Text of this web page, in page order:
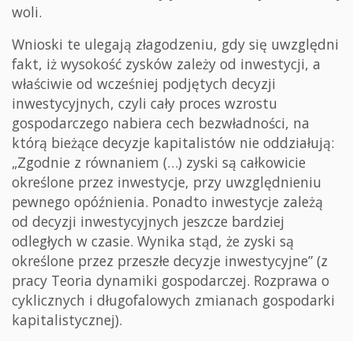
woli.
Wnioski te ulegają złagodzeniu, gdy się uwzględni
fakt, iż wysokość zysków zależy od inwestycji, a
właściwie od wcześniej podjętych decyzji
inwestycyjnych, czyli cały proces wzrostu
gospodarczego nabiera cech bezwładności, na
którą bieżące decyzje kapitalistów nie oddziałują:
„Zgodnie z równaniem (…) zyski są całkowicie
określone przez inwestycje, przy uwzględnieniu
pewnego opóźnienia. Ponadto inwestycje zależą
od decyzji inwestycyjnych jeszcze bardziej
odległych w czasie. Wynika stąd, że zyski są
określone przez przeszłe decyzje inwestycyjne” (z
pracy Teoria dynamiki gospodarczej. Rozprawa o
cyklicznych i długofalowych zmianach gospodarki
kapitalistycznej).